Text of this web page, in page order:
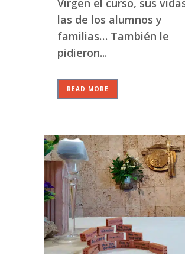
Virgen el curso, sus
las de los alumnos y
familias… También le
pidieron...
READ MORE